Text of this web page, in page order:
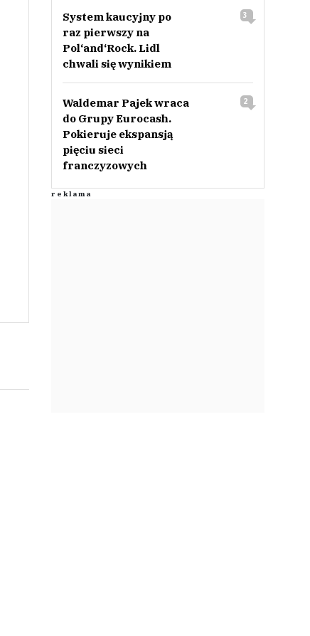
System kaucyjny po
raz pierwszy na
Pol‘and‘Rock. Lidl
chwali się wynikiem
3
Waldemar Pajek wraca
do Grupy Eurocash.
Pokieruje ekspansją
pięciu sieci
franczyzowych
2